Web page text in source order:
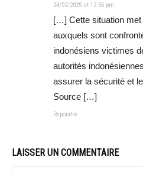
24/02/2025 at 12:56 pm
[…] Cette situation met
auxquels sont
indonésiens victimes
autorités
assurer la sécurité et
Source […]
Répondre
LAISSER UN COMMENTAIRE